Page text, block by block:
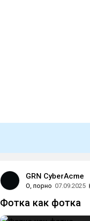
GRN CyberAcme
О, порно 07.09.2025
Фотка как фотка